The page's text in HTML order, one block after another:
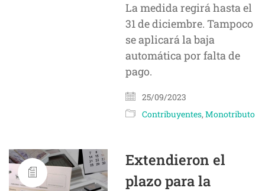
La medida regirá hasta el
31 de diciembre. Tampoco
se aplicará la baja
automática por falta de
pago.
25/09/2023
Contribuyentes,Monotributo
Extendieron el
plazo para la